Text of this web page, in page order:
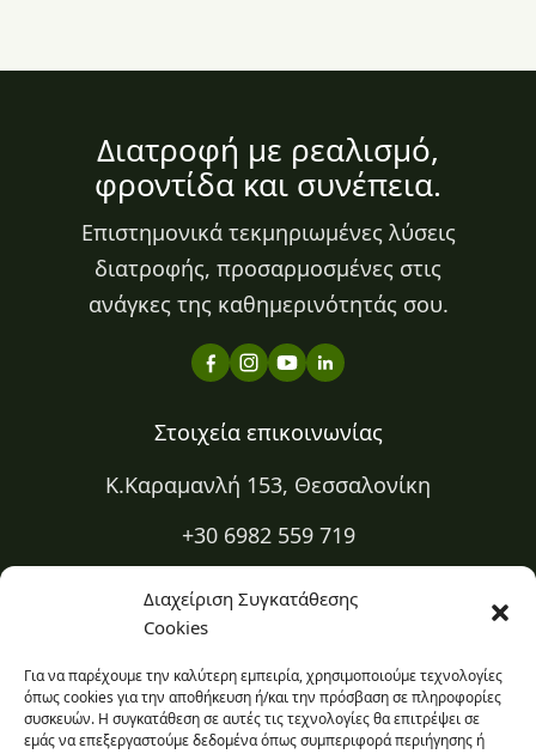
Διαχείριση Συγκατάθεσης
Cookies
Για να παρέχουμε την καλύτερη εμπειρία, χρησιμοποιούμε τεχνολογίες
όπως cookies για την αποθήκευση ή/και την πρόσβαση σε πληροφορίες
συσκευών. Η συγκατάθεση σε αυτές τις τεχνολογίες θα επιτρέψει σε
εμάς να επεξεργαστούμε δεδομένα όπως συμπεριφορά περιήγησης ή
Διατροφή με ρεαλισμό,
φροντίδα και συνέπεια.
Επιστημονικά τεκμηριωμένες λύσεις
διατροφής, προσαρμοσμένες στις
ανάγκες της καθημερινότητάς σου.
Στοιχεία επικοινωνίας
Κ.Καραμανλή 153, Θεσσαλονίκη
+30 6982 559 719
+30 2310 334 883
kapa@kapadiatrofi.gr
Είμαι online 24/7